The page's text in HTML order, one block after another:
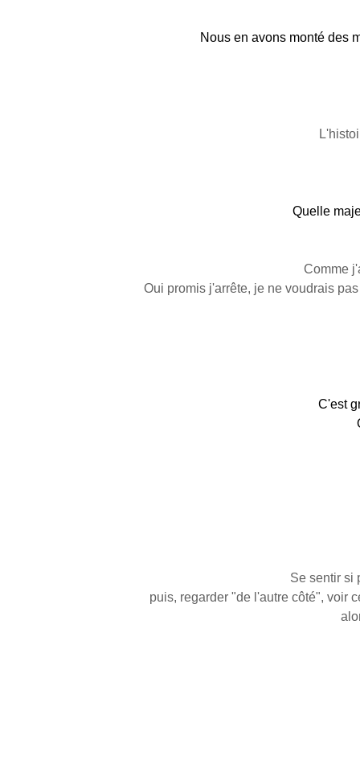
Nous en avons monté des
Quelle
Comme
Oui promis j'arrête, je ne voudrais
C'est
Se sentir si
puis, regarder "de l'autre côté", voir